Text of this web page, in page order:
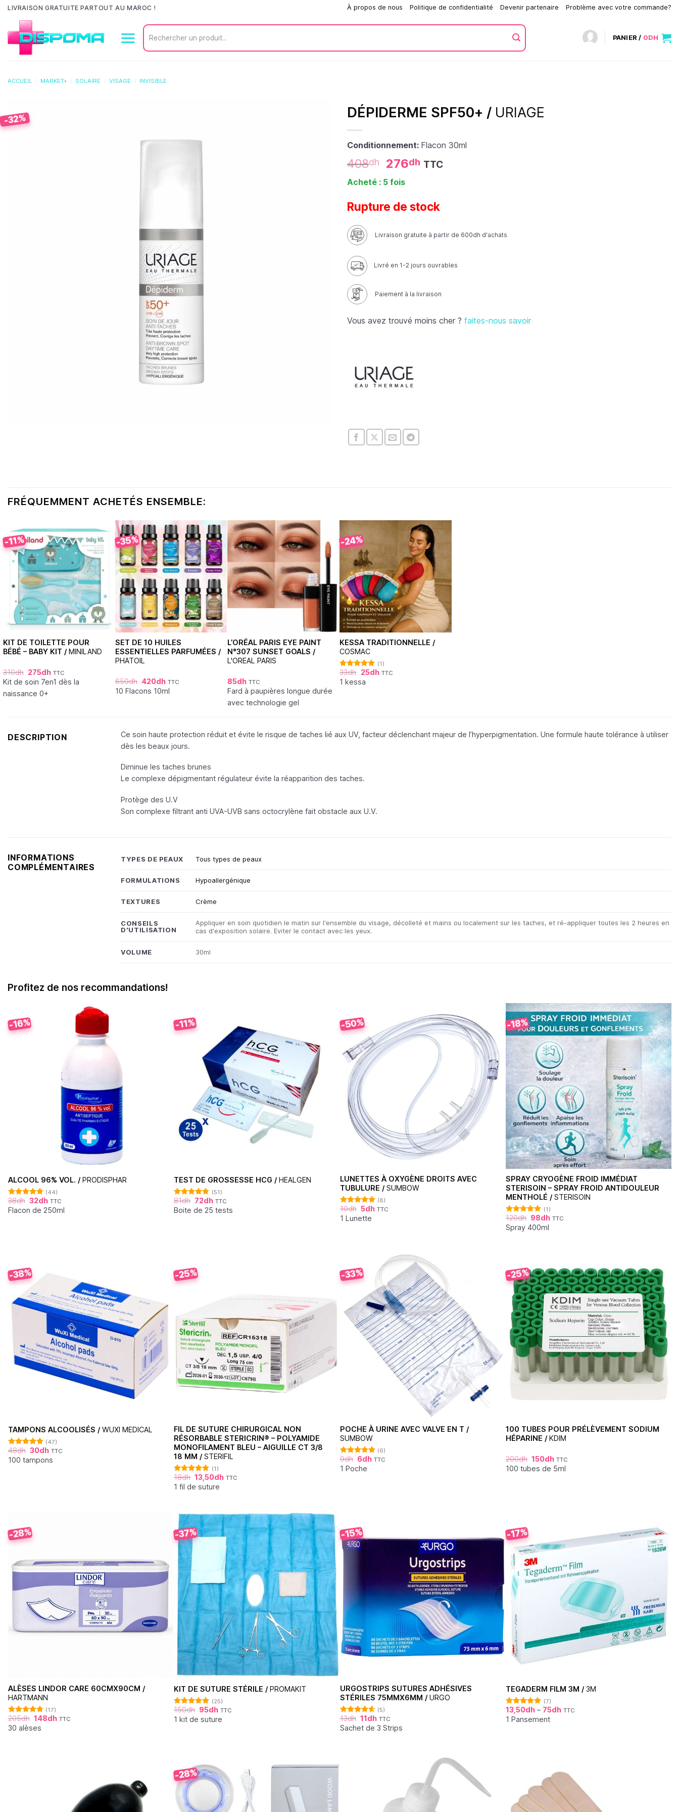
Passer
contenu
LIVRAISON GRATUITE PARTOUT AU MAROC ! À propos de nous Politique de confidentialité Devenir partenaire Problème avec votre commande?
Recherche
pour :
PANIER / 0DH
ACCUEIL / MARKET+ / SOLAIRE / VISAGE / INVISIBLE
-32% DÉPIDERME SPF50+ / URIAGE
Conditionnement: Flacon 30ml
408dh 276dh TTC
Acheté : 5 fois
Rupture de stock
Livraison gratuite à partir de 600dh d'achats
Livré en 1-2 jours ouvrables
Paiement à la livraison
Vous avez trouvé moins cher ? faites-nous savoir
FRÉQUEMMENT ACHETÉS ENSEMBLE:
-11%
KIT DE TOILETTE POUR
BÉBÉ – BABY KIT / MINILAND
310dh 275dh TTC
Kit de soin 7en1 dès la
naissance 0+
-35%
SET DE 10 HUILES
ESSENTIELLES PARFUMÉES /
PHATOIL
650dh 420dh TTC
10 Flacons 10ml
L’ORÉAL PARIS EYE PAINT
N°307 SUNSET GOALS /
L'OREAL PARIS
85dh TTC
Fard à paupières longue durée
avec technologie gel
-24%
KESSA TRADITIONNELLE /
COSMAC
Note 5.00
sur 5
(1)
33dh 25dh TTC
1 kessa
DESCRIPTION
Ce soin haute protection réduit et évite le risque de taches lié aux UV, facteur déclenchant majeur de l’hyperpigmentation. Une formule haute tolérance à utiliser
dès les beaux jours.
Diminue les taches brunes
Le complexe dépigmentant régulateur évite la réapparition des taches.
Protège des U.V
Son complexe filtrant anti UVA-UVB sans octocrylène fait obstacle aux U.V.
INFORMATIONS
COMPLÉMENTAIRES
TYPES DE PEAUX Tous types de peaux
FORMULATIONS Hypoallergénique
TEXTURES Crème
CONSEILS
D'UTILISATION
Appliquer en soin quotidien le matin sur l'ensemble du visage, décolleté et mains ou localement sur les taches, et ré-appliquer toutes les 2 heures en
cas d'exposition solaire. Eviter le contact avec les yeux.
VOLUME 30ml
Profitez de nos recommandations!
-16%
ALCOOL 96% VOL. / PRODISPHAR
Note4.77
sur 5
(44)
38dh 32dh TTC
Flacon de 250ml
-11%
TEST DE GROSSESSE HCG / HEALGEN
Note 4.88
sur 5
(51)
81dh 72dh TTC
Boite de 25 tests
-50%
LUNETTES À OXYGÈNE DROITS AVEC
TUBULURE / SUMBOW
Note 4.88
sur 5
(8)
10dh 5dh TTC
1 Lunette
-18%
SPRAY CRYOGÈNE FROID IMMÉDIAT
STERISOIN – SPRAY FROID ANTIDOULEUR
MENTHOLÉ / STERISOIN
Note5.00
sur 5
(1)
120dh 98dh TTC
Spray 400ml
-38%
TAMPONS ALCOOLISÉS / WUXI MEDICAL
Note4.87
sur 5
(47)
48dh 30dh TTC
100 tampons
-25%
FIL DE SUTURE CHIRURGICAL NON
RÉSORBABLE STERICRIN® – POLYAMIDE
MONOFILAMENT BLEU – AIGUILLE CT 3/8
18 MM / STERIFIL
Note 5.00
sur 5
(1)
18dh 13,50dh TTC
1 fil de suture
-33%
POCHE À URINE AVEC VALVE EN T /
SUMBOW
Note
5.00
sur 5
(6)
9dh 6dh TTC
1 Poche
-25%
100 TUBES POUR PRÉLÈVEMENT SODIUM
HÉPARINE / KDIM
200dh 150dh TTC
100 tubes de 5ml
-28%
ALÈSES LINDOR CARE 60CMX90CM /
HARTMANN
Note4.76
sur 5
(17)
205dh 148dh TTC
30 alèses
-37%
KIT DE SUTURE STÉRILE / PROMAKIT
Note4.92
sur 5
(25)
150dh 95dh TTC
1 kit de suture
-15%
URGOSTRIPS SUTURES ADHÉSIVES
STÉRILES 75MMX6MM / URGO
Note 4.60
sur 5
(5)
13dh 11dh TTC
Sachet de 3 Strips
-17%
TEGADERM FILM 3M / 3M
Note5.00
sur 5
(7)
13,50dh – 75dh TTC
1 Pansement
-28%